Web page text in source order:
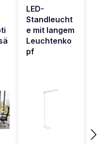
LED-
Standleucht
e mit langem
Leuchtenko
pf